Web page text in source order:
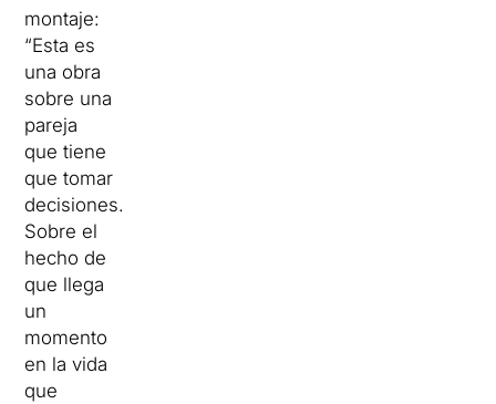
montaje:
“Esta es
una obra
sobre una
pareja
que tiene
que tomar
decisiones.
Sobre el
hecho de
que llega
un
momento
en la vida
que